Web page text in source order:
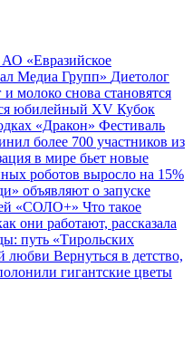
«Евразийское
Медиа Групп» Диетолог
молоко снова становятся
юбилейный XV Кубок
«Дракон» Фестиваль
более 700 участников из
в мире бьет новые
роботов выросло на 15%
объявляют о запуске
«СОЛО+» Что такое
они работают, рассказала
путь «Тирольских
любви Вернуться в детство,
гигантские цветы